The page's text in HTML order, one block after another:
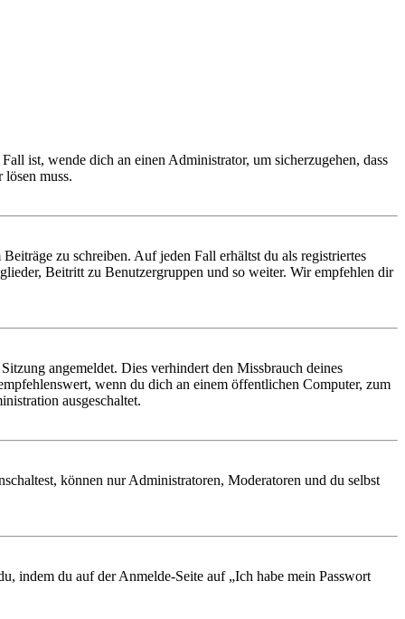
ist, wende dich an einen Administrator, um sicherzugehen, dass
muss.
zu schreiben. Auf jeden Fall erhältst du als registriertes
Beitritt zu Benutzergruppen und so weiter. Wir empfehlen dir
angemeldet. Dies verhindert den Missbrauch deines
wenn du dich an einem öffentlichen Computer, zum
ausgeschaltet.
können nur Administratoren, Moderatoren und du selbst
indem du auf der Anmelde-Seite auf „Ich habe mein Passwort